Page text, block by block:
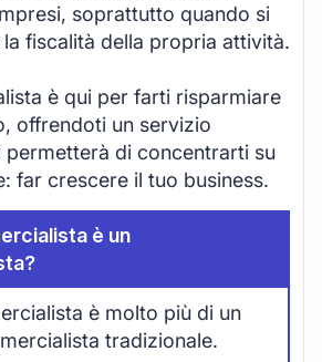
soprattutto quando si
fiscalità della propria attività.
è qui per farti risparmiare
offrendoti un servizio
di concentrarti su
far crescere il tuo business.
è un
è molto più di un
tradizionale.